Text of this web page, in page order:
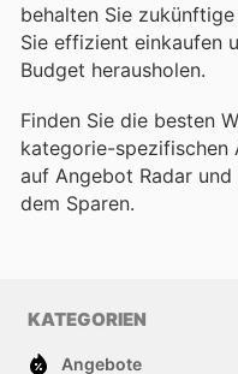
behalten Sie
Sie effizient einkaufen
Budget herausholen.
Finden Sie die besten
kategorie-spezifischen
auf Angebot Radar
dem Sparen.
KATEGORIEN
Angebote